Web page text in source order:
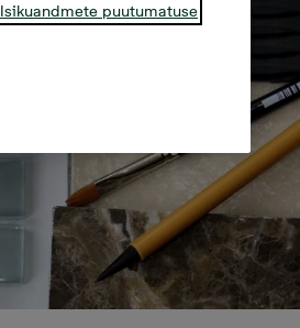
Isikuandmete puutumatuse